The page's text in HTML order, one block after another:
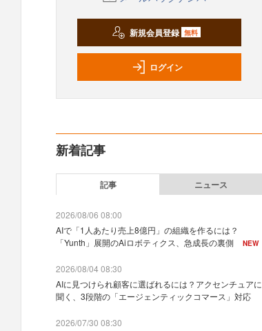
新規会員登録 無料
ログイン
新着記事
記事 ニュース
2026/08/06 08:00
AIで「1人あたり売上8億円」の組織を作るには？
「Yunth」展開のAiロボティクス、急成長の裏側
NEW
2026/08/04 08:30
AIに見つけられ顧客に選ばれるには？アクセンチュアに
聞く、3段階の「エージェンティックコマース」対応
2026/07/30 08:30